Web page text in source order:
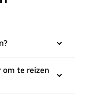
om te reizen